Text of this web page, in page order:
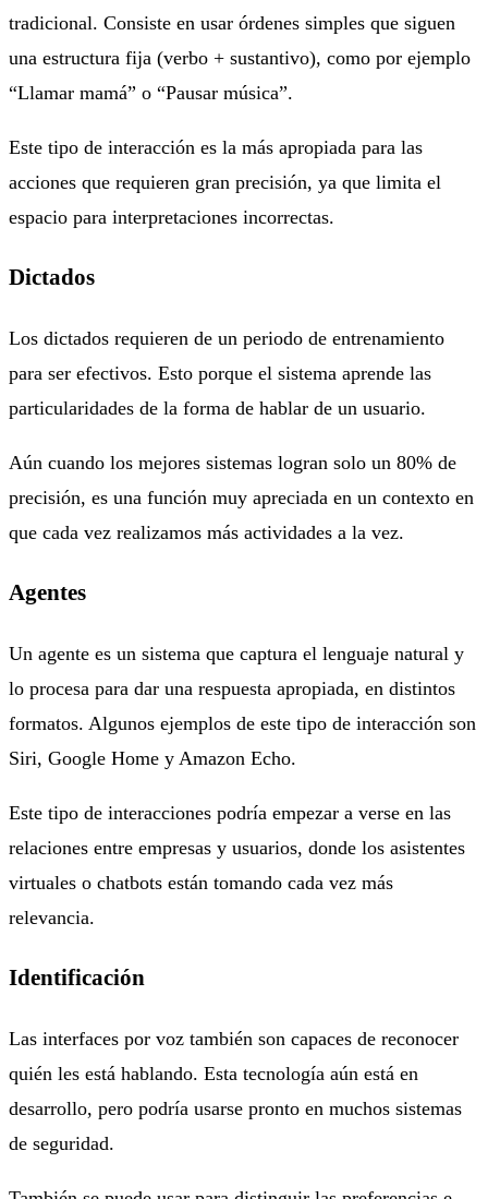
tradicional. Consiste en usar órdenes simples que siguen
una estructura fija (verbo + sustantivo), como por ejemplo
“Llamar mamá” o “Pausar música”.
Este tipo de interacción es la más apropiada para las
acciones que requieren gran precisión, ya que limita el
espacio para interpretaciones incorrectas.
Dictados
Los dictados requieren de un periodo de entrenamiento
para ser efectivos. Esto porque el sistema aprende las
particularidades de la forma de hablar de un usuario.
Aún cuando los mejores sistemas logran solo un 80% de
precisión, es una función muy apreciada en un contexto en
que cada vez realizamos más actividades a la vez.
Agentes
Un agente es un sistema que captura el lenguaje natural y
lo procesa para dar una respuesta apropiada, en distintos
formatos. Algunos ejemplos de este tipo de interacción son
Siri, Google Home y Amazon Echo.
Este tipo de interacciones podría empezar a verse en las
relaciones entre empresas y usuarios, donde los asistentes
virtuales o chatbots están tomando cada vez más
relevancia.
Identificación
Las interfaces por voz también son capaces de reconocer
quién les está hablando. Esta tecnología aún está en
desarrollo, pero podría usarse pronto en muchos sistemas
de seguridad.